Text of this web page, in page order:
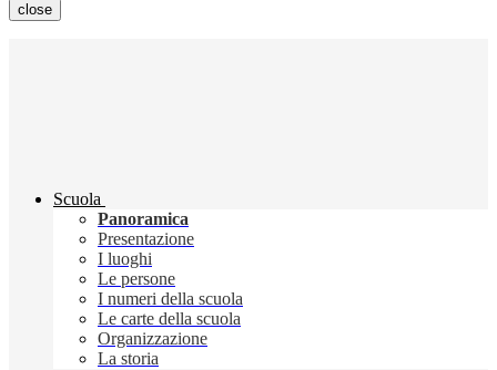
close
Scuola
Panoramica
Presentazione
I luoghi
Le persone
I numeri della scuola
Le carte della scuola
Organizzazione
La storia